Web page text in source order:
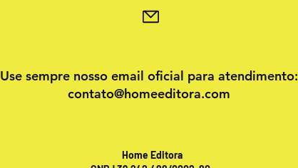
Use sempre nosso email oficial para atendimento:
contato@homeeditora.com
Home Editora